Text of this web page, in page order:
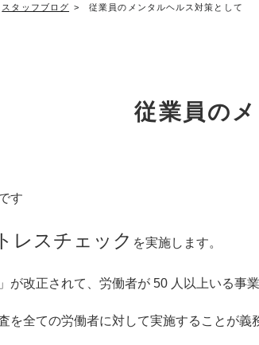
スタッフブログ 従業員のメンタルヘルス対策として
従業員の
す
レスチェック を実施します。
が改正されて、労働者が 50 人以上いる事
を全ての労働者に対して実施することが義